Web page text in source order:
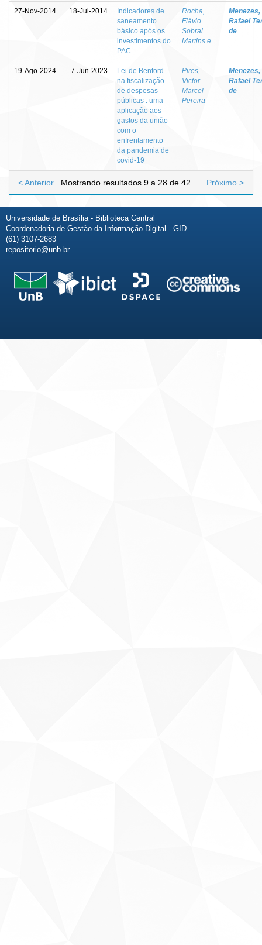
27-Nov-2014 18-Jul-2014
Indicadores de
saneamento
básico após os
investimentos do
PAC
Rocha,
Flávio
Sobral
Martins e
Menezes,
Rafael
de
19-Ago-2024 7-Jun-2023
Lei de Benford
na fiscalização
de despesas
públicas : uma
aplicação aos
gastos da união
com o
enfrentamento
da pandemia de
covid-19
Pires,
Victor
Marcel
Pereira
Menezes,
Rafael
de
Mostrando resultados 9 a 28 de 42
< Anterior Próximo >
Universidade de Brasília - Biblioteca Central
Coordenadoria de Gestão da Informação Digital - GID
(61) 3107-2683
repositorio@unb.br